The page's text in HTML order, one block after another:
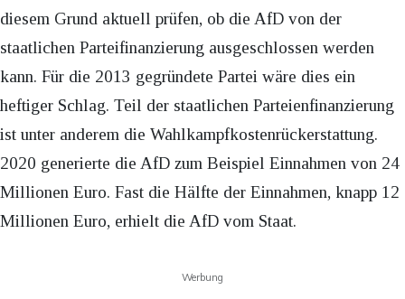
diesem Grund aktuell prüfen, ob die AfD von der
staatlichen Parteifinanzierung ausgeschlossen werden
kann. Für die 2013 gegründete Partei wäre dies ein
heftiger Schlag. Teil der staatlichen Parteienfinanzierung
ist unter anderem die Wahlkampfkostenrückerstattung.
2020 generierte die AfD zum Beispiel Einnahmen von 24
Millionen Euro. Fast die Hälfte der Einnahmen, knapp 12
Millionen Euro, erhielt die AfD vom Staat.
Werbung